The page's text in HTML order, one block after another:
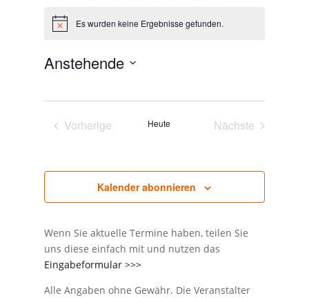
HinweisEs wurden keine Ergebnisse gefunden.
Anstehende
Vorherige
Heute
Nächste
Kalender abonnieren
Wenn Sie aktuelle Termine haben, teilen Sie
uns diese einfach mit und nutzen das
Eingabeformular >>>
Alle Angaben ohne Gewähr. Die Veranstalter